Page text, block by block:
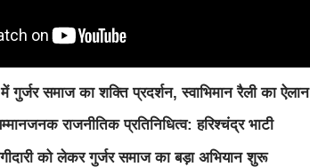
गुर्जर समाज का शक्ति प्रदर्शन, स्वाभिमान रैली का ऐलान
राजनीतिक प्रतिनिधित्व: हरिश्चंद्र भाटी
को लेकर गुर्जर समाज का बड़ा अभियान शुरू